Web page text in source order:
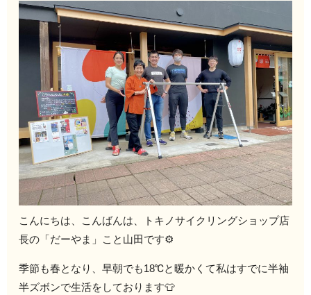
こんにちは、こんばんは、トキノサイクリングショップ店
長の「だーやま」こと山田です⚙
季節も春となり、早朝でも18℃と暖かくて私はすでに半袖
半ズボンで生活をしております👕